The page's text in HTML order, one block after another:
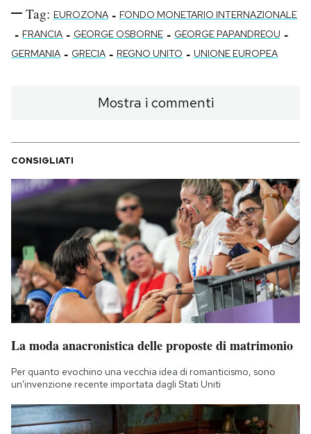
Tag: EUROZONA - FONDO MONETARIO INTERNAZIONALE
- FRANCIA - GEORGE OSBORNE - GEORGE PAPANDREOU -
GERMANIA - GRECIA - REGNO UNITO - UNIONE EUROPEA
Mostra i commenti
CONSIGLIATI
La moda anacronistica delle proposte di matrimonio
Per quanto evochino una vecchia idea di romanticismo, sono
un'invenzione recente importata dagli Stati Uniti